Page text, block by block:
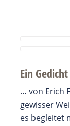
Ein
… von Erich
gewisser
es begleitet